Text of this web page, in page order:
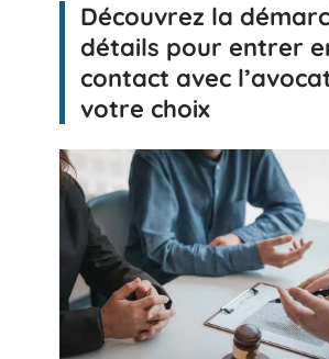
Découvrez la
détails pour entrer
contact avec
votre choix